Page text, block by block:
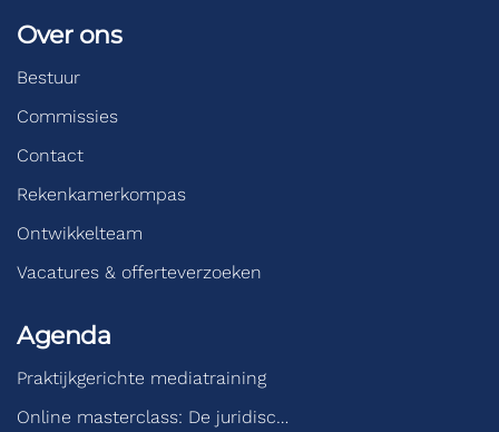
Over ons
Bestuur
Commissies
Contact
Rekenkamerkompas
Ontwikkelteam
Vacatures & offerteverzoeken
Agenda
Praktijkgerichte mediatraining
Online masterclass: De juridisc…